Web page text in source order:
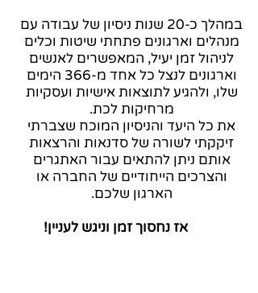
במהלך כ-20 שנות ניסיון של עבודה עם
מנהלים וארגונים פתחתי שיטות וכלים
לניהול זמן יעיל, המאפשרים לאנשים
וארגונים לנצל כל אחד מ-366 הימים
שלו, ולהגיע לתוצאות אישיות ועסקיות
מרחיקות לכת.
את כל היעד והניסיון המוכח שצברתי
זיקקתי לשורה של סדנאות והרצאות
אותם ניתן להתאים עבור האתגרים
והצרכים הייחודיים של החברה או
הארגון שלכם.
אז נחסוך זמן וניגש לעניין!